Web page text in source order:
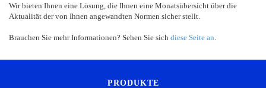
Wir bieten Ihnen eine Lösung, die Ihnen eine Monatsübersicht über die
Aktualität der von Ihnen angewandten Normen sicher stellt.
Brauchen Sie mehr Informationen? Sehen Sie sich diese Seite an
PRODUKTE